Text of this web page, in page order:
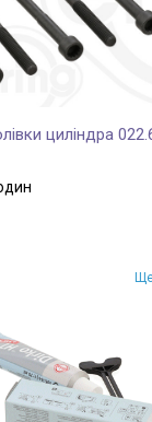
циліндра